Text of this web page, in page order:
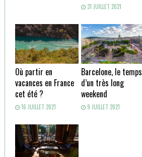
31 JUILLET 2021
Où partir en
vacances en France
cet été ?
16 JUILLET 2021
Barcelone, le temps
d’un très long
weekend
9 JUILLET 2021